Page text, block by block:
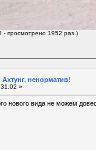
- просмотрено 1952 раз.)
ненорматив!
»
нового вида не можем